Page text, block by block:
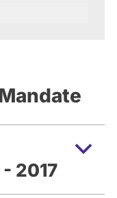
Gymnasium
Universität
bei der FAZ.
2017